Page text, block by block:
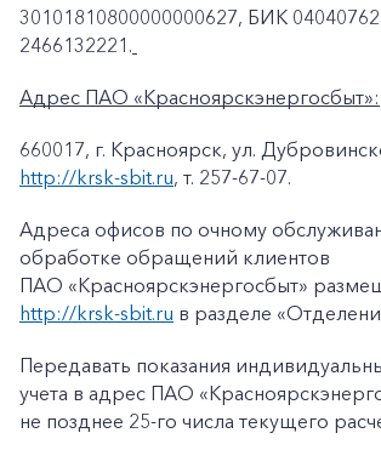
30101810800000000627, БИК
2466132221.
Адрес ПАО «Красноярскэнергосбыт»:
660017, г. Красноярск, ул.
http://krsk-sbit.ru, т. 257-67-07.
Адреса офисов по очному
обработке обращений клиентов
ПАО «Красноярскэнергосбыт»
http://krsk-sbit.ru в разделе
Передавать показания
учета в адрес ПАО
не позднее 25-го числа текущего